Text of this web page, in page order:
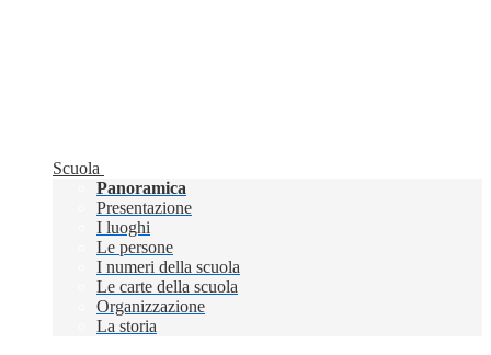
Scuola
Panoramica
Presentazione
I luoghi
Le persone
I numeri della scuola
Le carte della scuola
Organizzazione
La storia